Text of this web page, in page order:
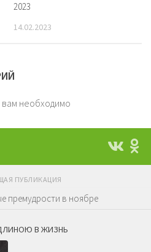
2023
14.02.2023
необходимо
ПУБЛИКАЦИЯ
премудрости в ноябре
В ЖИЗНЬ